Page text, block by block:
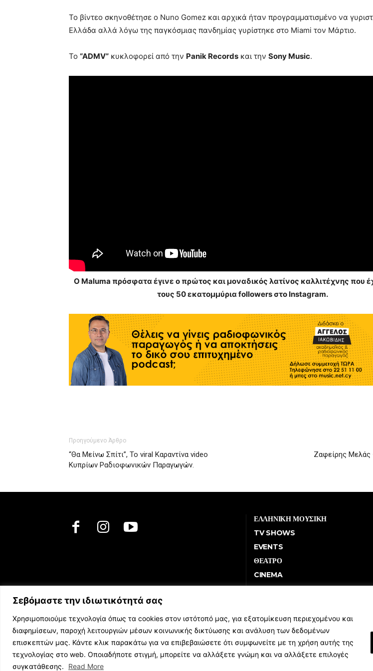
Σεβόμαστε την ιδιωτικότητά σας
Χρησιμοποιούμε τεχνολογία όπως τα cookies στον ιστότοπό μας, για εξατομίκευση περιεχομένου και
διαφημίσεων, παροχή λειτουργιών μέσων κοινωνικής δικτύωσης και ανάλυση των δεδομένων
επισκεπτών μας. Κάντε κλικ παρακάτω για να επιβεβαιώσετε ότι συμφωνείτε με τη χρήση αυτής της
τεχνολογίας στο web. Οποιαδήποτε στιγμή, μπορείτε να αλλάξετε γνώμη και να αλλάξετε επιλογές
συγκατάθεσης.
Read More
To βίντεο σκηνοθέτησε ο Nuno Gomez και αρχικά ήταν προγραμματισμένο να
Ελλάδα αλλά λόγω της παγκόσμιας πανδημίας γυρίστηκε στο Miami τον Μάρτιο.
To “ADMV” κυκλοφορεί από την Panik Records και την Sony Music.
Ο Maluma πρόσφατα έγινε ο πρώτος και μοναδικός λατίνος καλλιτέχνης που
τους 50 εκατομμύρια followers στο Instagram.
Προηγούμενο Άρθρο
“Θα Μείνω Σπίτι”, Το viral Καραντίνα video
Κυπρίων Ραδιοφωνικών Παραγωγών.
Ζαφείρης Μελάς
ΕΛΛΗΝΙΚΗ ΜΟΥΣΙΚΗ
TV SHOWS
EVENTS
ΘΕΑΤΡΟ
CINEMA
ΔΙΑΓΩΝΙΣΜΟΙ
BRANDS
ΣΥΝΕΝΤΕΥΞΕΙΣ
© 2023 music.net.cy, All Rights Reserved